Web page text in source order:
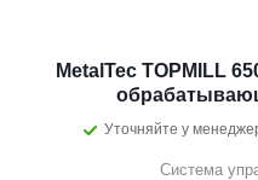
MetalTec TOPMILL
Уточняйте у
Система